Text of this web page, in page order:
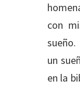
con
un
en la